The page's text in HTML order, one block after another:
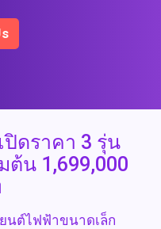
ปิดราคา 3 รุ่น
ต้น 1,699,000
นต์ไฟฟ้าขนาดเล็ก